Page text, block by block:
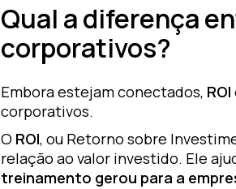
Qual a diferença
corporativos?
Embora estejam conectados, ROI
corporativos.
O ROI, ou Retorno sobre
relação ao valor investido. Ele
treinamento gerou para a